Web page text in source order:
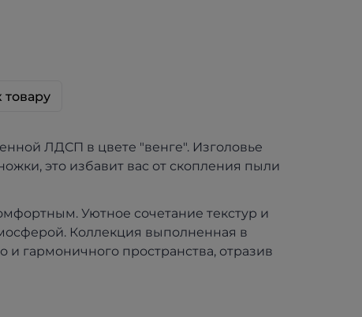
ЛДСП в цвете "венге". Изголовье
это избавит вас от скопления пыли
Уютное сочетание текстур и
Коллекция выполненная в
гармоничного пространства, отразив